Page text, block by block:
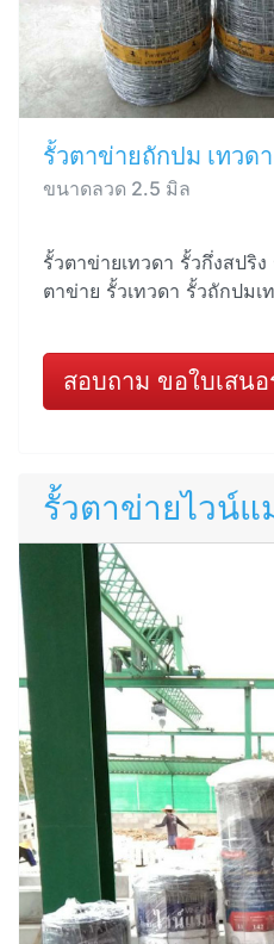
รั้วตาข่ายถักปม เทวดา
ขนาดลวด 2.5 มิล
รั้วตาข่ายเทวดา รั้วกึ่งสปริ
ตาข่าย รั้วเทวดา รั้วถักปมเ
สอบถาม ขอใบเสนอ
รั้วตาข่ายไวน์แ